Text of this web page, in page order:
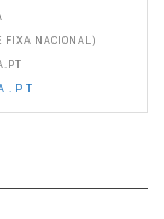
FIXA NACIONAL)